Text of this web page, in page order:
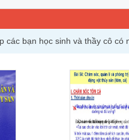
bạn học sinh và thầy cô có